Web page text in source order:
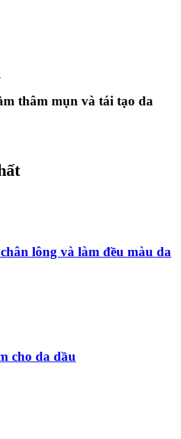
thâm mụn và tái tạo da
lông và làm đều màu da
cho da dầu